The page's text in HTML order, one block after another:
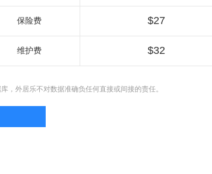
保险费 $27
维护费 $32
，外居乐不对数据准确负任何直接或间接的责任。